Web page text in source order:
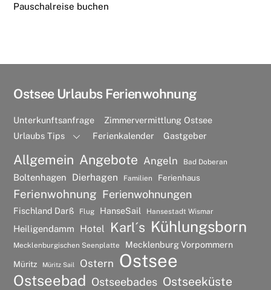
Pauschalreise buchen
Ostsee Urlaubs Ferienwohnung
Unterkunftsanfrage
Zimmervermittlung Ostsee
Urlaubs Tips
Ferienkalender Gastgeber
Allgemein Angebote Angeln Bad Doberan
Boltenhagen Dierhagen Familien Ferienhaus
Ferienwohnung Ferienwohnungen
Fischland Darß Flug HanseSail Hansestadt Wismar
Heiligendamm Hotel Karl´s Kühlungsborn
Mecklenburgischen Seenplatte Mecklenburg Vorpommern
Müritz Müritz Sail Ostern Ostsee
Ostseebad Ostseebades Ostseeküste